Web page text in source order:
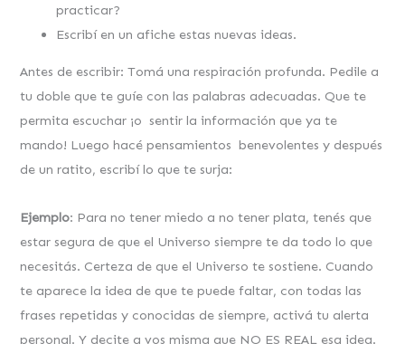
practicar?
Escribí en un afiche estas nuevas ideas.
Antes de escribir: Tomá una respiración profunda. Pedile a
tu doble que te guíe con las palabras adecuadas. Que te
permita escuchar ¡o sentir la información que ya te
mando! Luego hacé pensamientos benevolentes y después
de un ratito, escribí lo que te surja:
Ejemplo: Para no tener miedo a no tener plata, tenés que
estar segura de que el Universo siempre te da todo lo que
necesitás. Certeza de que el Universo te sostiene. Cuando
te aparece la idea de que te puede faltar, con todas las
frases repetidas y conocidas de siempre, activá tu alerta
personal. Y decite a vos misma que NO ES REAL esa idea.